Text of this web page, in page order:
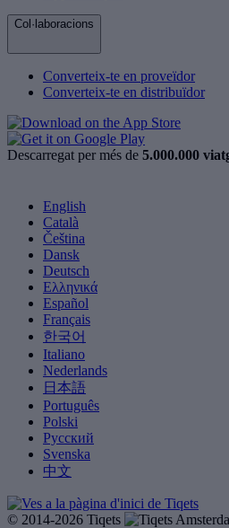
Col·laboracions
Converteix-te en proveïdor
Converteix-te en distribuïdor
Descarregat per més de 5.000.000
English
Català
Čeština
Dansk
Deutsch
Ελληνικά
Español
Français
한국어
Italiano
Nederlands
日本語
Português
Polski
Русский
Svenska
中文
© 2014-2026 Tiqets